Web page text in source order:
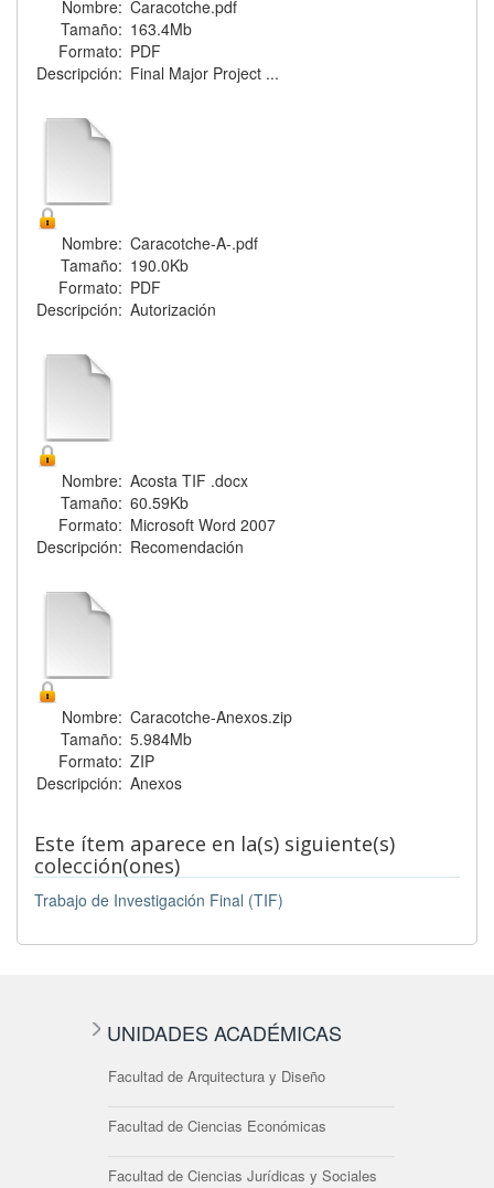
Nombre: Caracotche.pdf
Tamaño: 163.4Mb
Formato: PDF
Descripción: Final Major Project ...
Nombre: Caracotche-A-.pdf
Tamaño: 190.0Kb
Formato: PDF
Descripción: Autorización
Nombre: Acosta TIF .docx
Tamaño: 60.59Kb
Formato: Microsoft Word 2007
Descripción: Recomendación
Nombre: Caracotche-Anexos.zip
Tamaño: 5.984Mb
Formato: ZIP
Descripción: Anexos
Este ítem aparece en la(s) siguiente(s)
colección(ones)
Trabajo de Investigación Final (TIF)
UNIDADES ACADÉMICAS
Facultad de Arquitectura y Diseño
Facultad de Ciencias Económicas
Facultad de Ciencias Jurídicas y Sociales